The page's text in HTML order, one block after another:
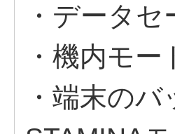
・データセ
・機内モー
・端末の